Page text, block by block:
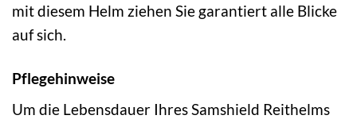
mit diesem Helm ziehen Sie garantiert alle Blicke
auf sich.
Pflegehinweise
Um die Lebensdauer Ihres Samshield Reithelms